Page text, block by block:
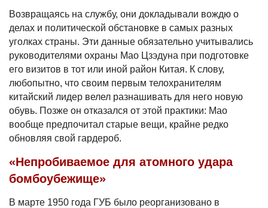
Возвращаясь на службу, они докладывали вождю о
делах и политической обстановке в самых разных
уголках страны. Эти данные обязательно учитывались
руководителями охраны Мао Цзэдуна при подготовке
его визитов в тот или иной район Китая. К слову,
любопытно, что своим первым телохранителям
китайский лидер велел разнашивать для него новую
обувь. Позже он отказался от этой практики: Мао
вообще предпочитал старые вещи, крайне редко
обновляя свой гардероб.
«Непробиваемое для атомного удара
бомбоубежище»
В марте 1950 года ГУБ было реорганизовано в